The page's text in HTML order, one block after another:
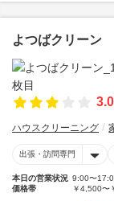
よつばクリーン
ハウスクリーニング
出張・訪問専門
本日の営業状況 9:00〜
価格帯
￥4,500〜